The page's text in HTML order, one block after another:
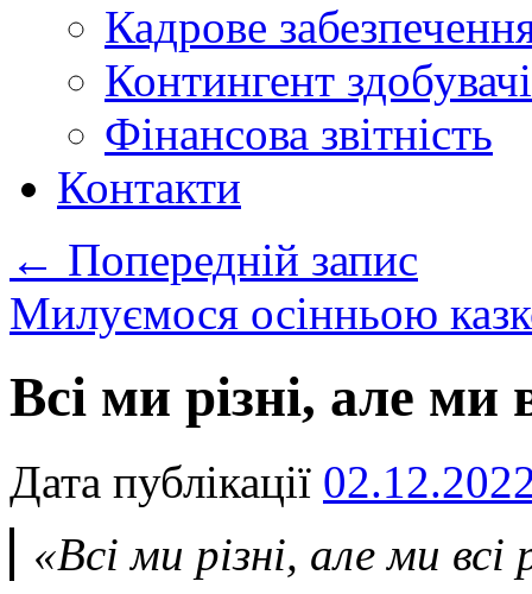
Кадрове
Контингент
Фінансова звітність
Контакти
← Попередній запис
Милуємося осінньою
Всі ми різні, але ми
Дата публікації
«Всі ми різні, але ми всі